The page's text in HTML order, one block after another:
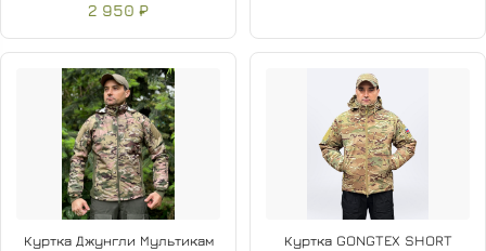
2 950 ₽
Куртка Джунгли Мультикам
Куртка GONGTEX SHORT